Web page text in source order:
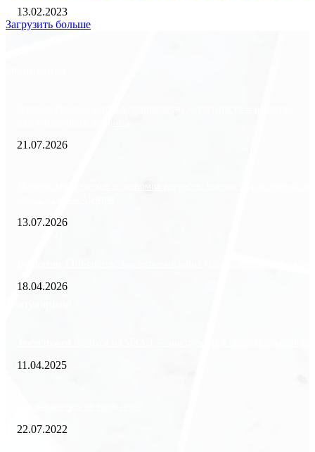
13.02.2023
Загрузить больше
21.07.2026
13.07.2026
18.04.2026
11.04.2025
22.07.2022